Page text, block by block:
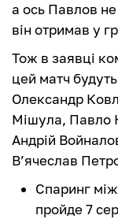
а ось Павлов
він отримав у
Тож в заявці
цей матч будуть
Олександр
Мішула, Павло
Андрій
В’ячеслав
Спаринг
пройде 7